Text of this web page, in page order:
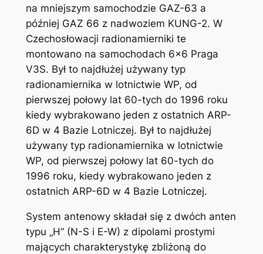
na mniejszym samochodzie GAZ-63 a
później GAZ 66 z nadwoziem KUNG-2. W
Czechosłowacji radionamierniki te
montowano na samochodach 6×6 Praga
V3S. Był to najdłużej używany typ
radionamiernika w lotnictwie WP, od
pierwszej połowy lat 60-tych do 1996 roku
kiedy wybrakowano jeden z ostatnich ARP-
6D w 4 Bazie Lotniczej. Był to najdłużej
używany typ radionamiernika w lotnictwie
WP, od pierwszej połowy lat 60-tych do
1996 roku, kiedy wybrakowano jeden z
ostatnich ARP-6D w 4 Bazie Lotniczej.
System antenowy składał się z dwóch anten
typu „H” (N-S i E-W) z dipolami prostymi
mających charakterystykę zbliżoną do